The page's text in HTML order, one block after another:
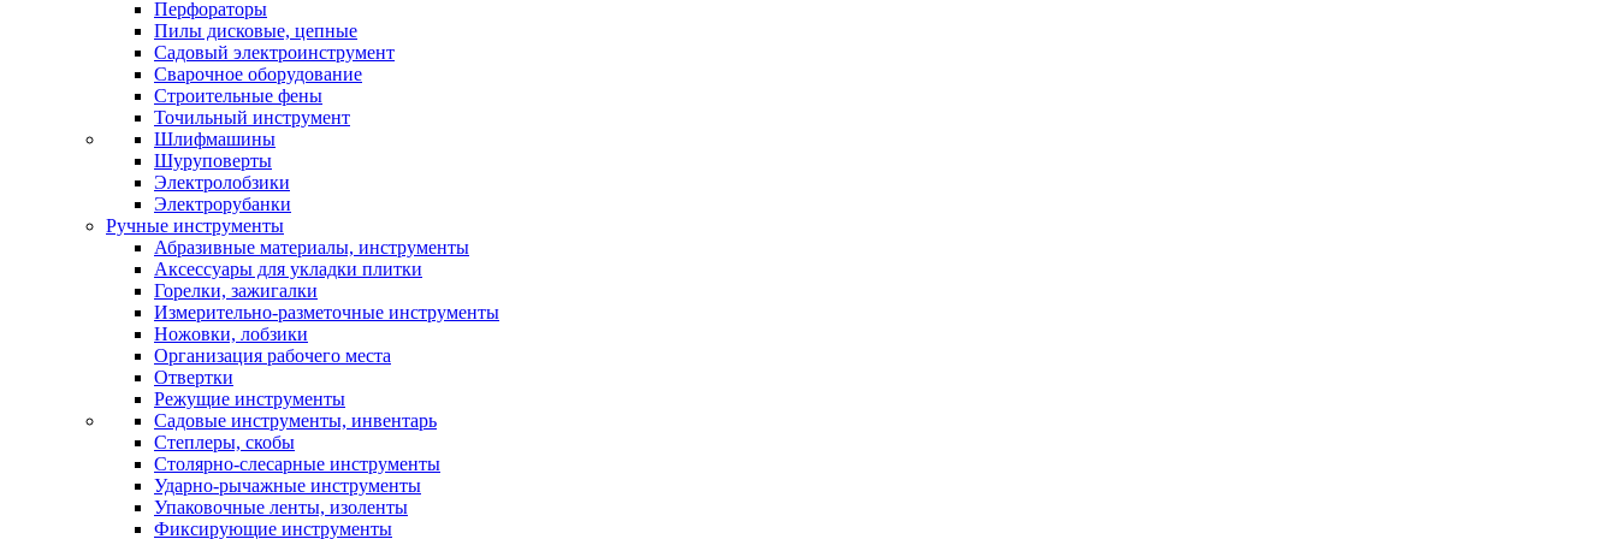
Перфораторы
Пилы дисковые, цепные
Садовый электроинструмент
Сварочное оборудование
Строительные фены
Точильный инструмент
Шлифмашины
Шуруповерты
Электролобзики
Электрорубанки
Ручные инструменты
Абразивные материалы, инструменты
Аксессуары для укладки плитки
Горелки, зажигалки
Измерительно-разметочные инструменты
Ножовки, лобзики
Организация рабочего места
Отвертки
Режущие инструменты
Садовые инструменты, инвентарь
Степлеры, скобы
Столярно-слесарные инструменты
Ударно-рычажные инструменты
Упаковочные ленты, изоленты
Фиксирующие инструменты